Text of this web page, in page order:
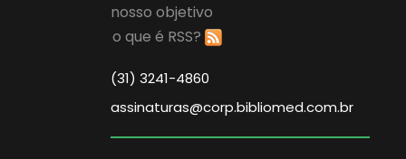
nosso objetivo
o que é RSS?
(31) 3241-4860
assinaturas@corp.bibliomed.com.br